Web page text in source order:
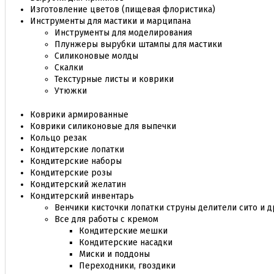
Изготовление цветов (пищевая флористика)
Инструменты для мастики и марципана
Инструменты для моделирования
Плунжеры вырубки штампы для мастики
Силиконовые молды
Скалки
Текстурные листы и коврики
Утюжки
Коврики армированные
Коврики силиконовые для выпечки
Кольцо резак
Кондитерские лопатки
Кондитерские наборы
Кондитерские розы
Кондитерский желатин
Кондитерский инвентарь
Венчики кисточки лопатки струны делители сито и
Все для работы с кремом
Кондитерские мешки
Кондитерские насадки
Миски и поддоны
Переходники, гвоздики